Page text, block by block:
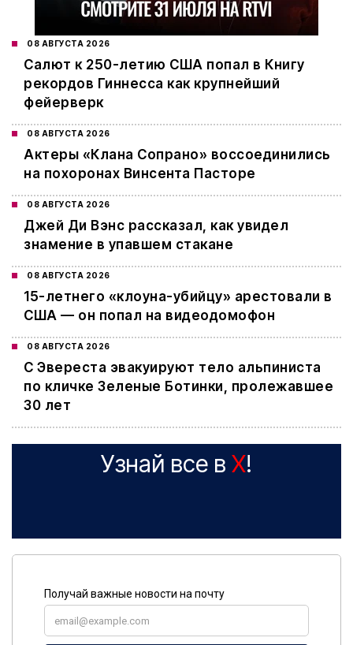
08 АВГУСТА 2026
Салют к 250-летию США попал в Книгу
рекордов Гиннесса как крупнейший
фейерверк
08 АВГУСТА 2026
Актеры «Клана Сопрано» воссоединились
на похоронах Винсента Пасторе
08 АВГУСТА 2026
Джей Ди Вэнс рассказал, как увидел
знамение в упавшем стакане
08 АВГУСТА 2026
15-летнего «клоуна-убийцу» арестовали в
США — он попал на видеодомофон
08 АВГУСТА 2026
С Эвереста эвакуируют тело альпиниста
по кличке Зеленые Ботинки, пролежавшее
30 лет
Узнай все в X!